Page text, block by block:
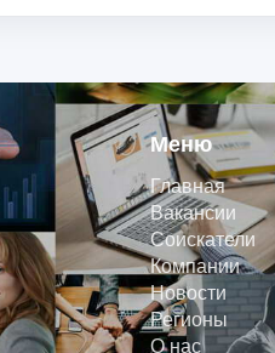
Меню
Главная
Вакансии
Соискатели
Компании
Новости
Регионы
О нас